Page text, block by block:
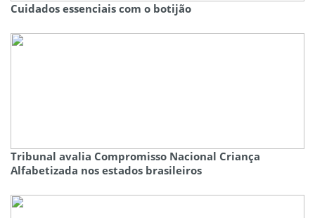
Cuidados essenciais com o botijão
Tribunal avalia Compromisso Nacional Criança
Alfabetizada nos estados brasileiros